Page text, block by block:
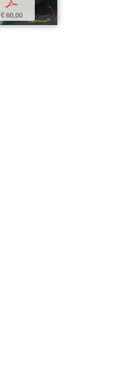
€ 60,00